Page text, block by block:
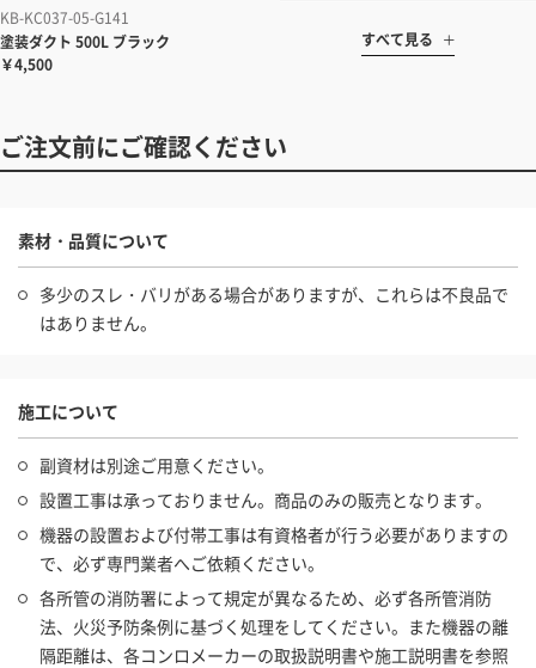
KB-KC037-05-G141
塗装ダクト 500L ブラック
￥4,500
すべて見る
ご注文前にご確認ください
素材・品質について
多少のスレ・バリがある場合がありますが、これらは不良品で
はありません。
施工について
副資材は別途ご用意ください。
設置工事は承っておりません。商品のみの販売となります。
機器の設置および付帯工事は有資格者が行う必要がありますの
で、必ず専門業者へご依頼ください。
各所管の消防署によって規定が異なるため、必ず各所管消防
法、火災予防条例に基づく処理をしてください。また機器の離
隔距離は、各コンロメーカーの取扱説明書や施工説明書を参照